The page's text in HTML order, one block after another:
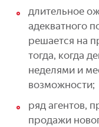
длительное
адекватного
решается на
тогда, когда
неделями и
возможности;
ряд агентов,
продажи